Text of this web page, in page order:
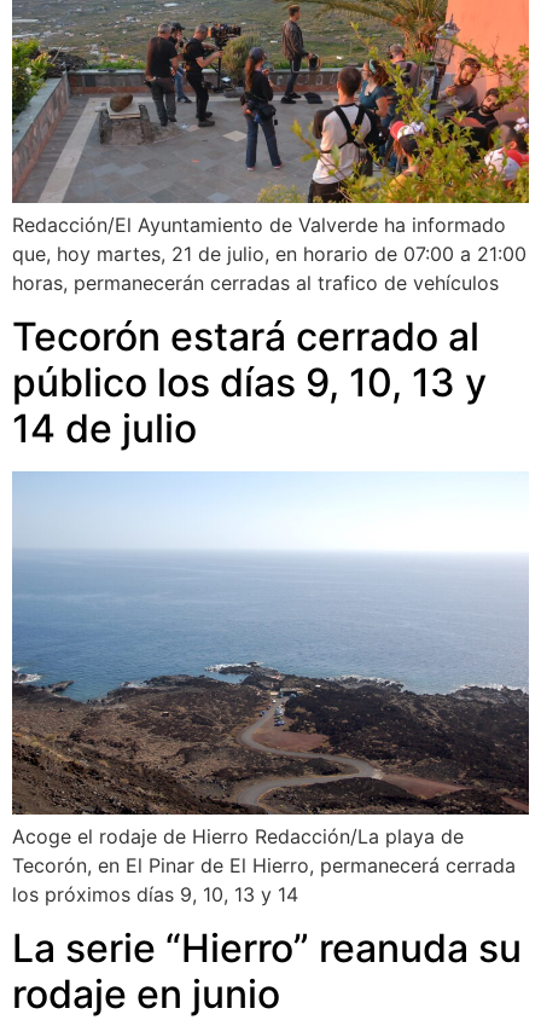
Redacción/El Ayuntamiento de Valverde ha informado
que, hoy martes, 21 de julio, en horario de 07:00 a 21:00
horas, permanecerán cerradas al trafico de vehículos
Tecorón estará cerrado al
público los días 9, 10, 13 y
14 de julio
Acoge el rodaje de Hierro Redacción/La playa de
Tecorón, en El Pinar de El Hierro, permanecerá cerrada
los próximos días 9, 10, 13 y 14
La serie “Hierro” reanuda su
rodaje en junio